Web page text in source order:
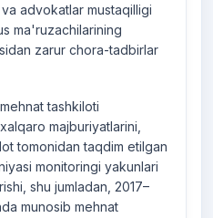
advokatlar mustaqilligi
ma'ruzachilarining
zarur chora-tadbirlar
tashkiloti
majburiyatlarini,
tomonidan taqdim etilgan
monitoringi yakunlari
shu jumladan, 2017–
munosib mehnat